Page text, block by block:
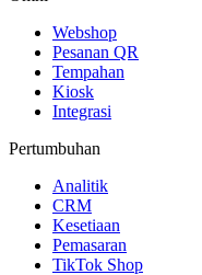
Webshop
Pesanan QR
Tempahan
Kiosk
Integrasi
Pertumbuhan
Analitik
CRM
Kesetiaan
Pemasaran
TikTok Shop